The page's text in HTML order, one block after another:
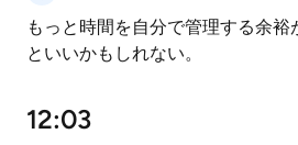
もっと時間を自分で管理する余裕
といいかもしれない。
12:03